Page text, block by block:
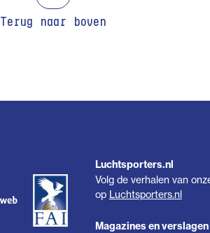
Terug naar boven
Luchtsporters.nl
Volg de verhalen van
op Luchtsporters.nl
Magazines en verslagen